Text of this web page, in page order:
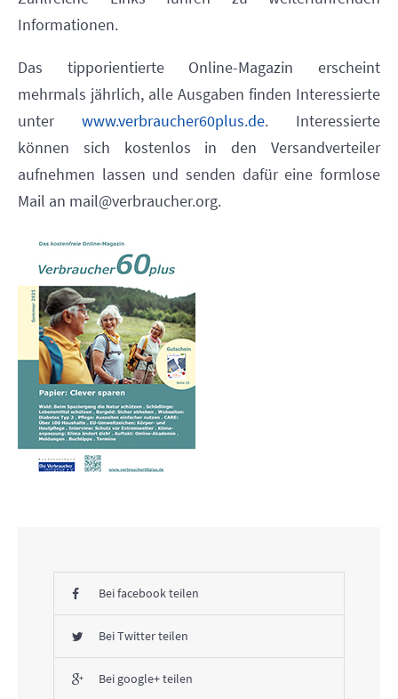
Informationen.
Das tipporientierte Online-Magazin erscheint
mehrmals jährlich, alle Ausgaben finden Interessierte
unter www.verbraucher60plus.de. Interessierte
können sich kostenlos in den Versandverteiler
aufnehmen lassen und senden dafür eine formlose
Mail an mail@verbraucher.org.
Bei facebook teilen
Bei Twitter teilen
Bei google+ teilen